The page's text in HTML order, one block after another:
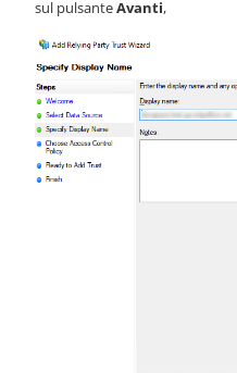
sul pulsanteAvanti,